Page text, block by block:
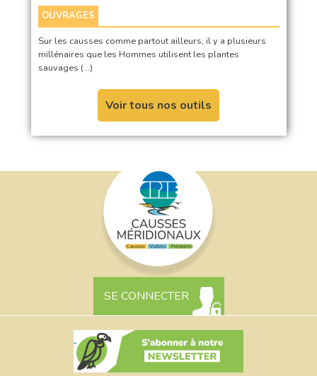
OUVRAGES
Sur les causses comme partout ailleurs, il y a plusieurs
millénaires que les Hommes utilisent les plantes
sauvages (…)
Voir tous nos outils
SE CONNECTER